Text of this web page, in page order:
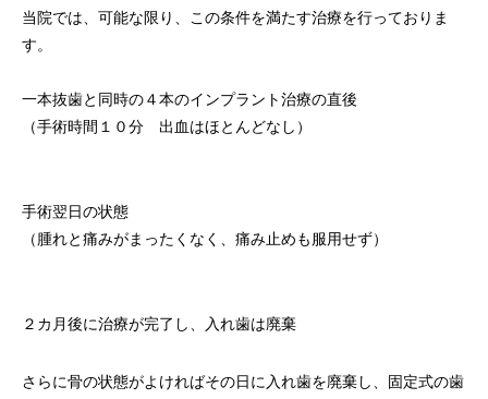
当院では、可能な限り、この条件を満たす治療を行っておりま
す。
一本抜歯と同時の４本のインプラント治療の直後
（手術時間１０分 出血はほとんどなし）
手術翌日の状態
（腫れと痛みがまったくなく、痛み止めも服用せず）
２カ月後に治療が完了し、入れ歯は廃棄
さらに骨の状態がよければその日に入れ歯を廃棄し、固定式の歯